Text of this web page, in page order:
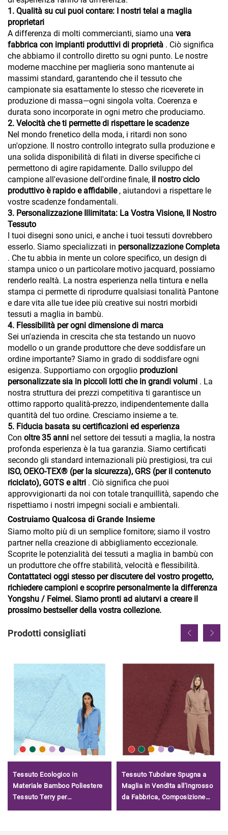
1. Qualità su cui puoi contare: I nostri telai a maglia
proprietari
A differenza di molti commercianti, siamo una vera
fabbrica con impianti produttivi di proprietà . Ciò significa
che abbiamo il controllo diretto su ogni punto. Le nostre
moderne macchine per maglieria sono mantenute ai
massimi standard, garantendo che il tessuto che
campionate sia esattamente lo stesso che riceverete in
produzione di massa—ogni singola volta. Coerenza e
durata sono incorporate in ogni metro che produciamo.
2. Velocità che ti permette di rispettare le scadenze
Nel mondo frenetico della moda, i ritardi non sono
un'opzione. Il nostro controllo integrato sulla produzione e
una solida disponibilità di filati in diverse specifiche ci
permettono di agire rapidamente. Dallo sviluppo del
campione all'evasione dell'ordine finale, il nostro ciclo
produttivo è rapido e affidabile , aiutandovi a rispettare le
vostre scadenze fondamentali.
3. Personalizzazione Illimitata: La Vostra Visione, Il Nostro
Tessuto
I tuoi disegni sono unici, e anche i tuoi tessuti dovrebbero
esserlo. Siamo specializzati in personalizzazione Completa
. Che tu abbia in mente un colore specifico, un design di
stampa unico o un particolare motivo jacquard, possiamo
renderlo realtà. La nostra esperienza nella tintura e nella
stampa ci permette di riprodurre qualsiasi tonalità Pantone
e dare vita alle tue idee più creative sui nostri morbidi
tessuti a maglia in bambù.
4. Flessibilità per ogni dimensione di marca
Sei un'azienda in crescita che sta testando un nuovo
modello o un grande produttore che deve soddisfare un
ordine importante? Siamo in grado di soddisfare ogni
esigenza. Supportiamo con orgoglio produzioni
personalizzate sia in piccoli lotti che in grandi volumi . La
nostra struttura dei prezzi competitiva ti garantisce un
ottimo rapporto qualità-prezzo, indipendentemente dalla
quantità del tuo ordine. Cresciamo insieme a te.
5. Fiducia basata su certificazioni ed esperienza
Con oltre 35 anni nel settore dei tessuti a maglia, la nostra
profonda esperienza è la tua garanzia. Siamo certificati
secondo gli standard internazionali più prestigiosi, tra cui
ISO, OEKO-TEX® (per la sicurezza), GRS (per il contenuto
riciclato), GOTS e altri . Ciò significa che puoi
approvvigionarti da noi con totale tranquillità, sapendo che
rispettiamo i nostri impegni sociali e ambientali.
Costruiamo Qualcosa di Grande Insieme
Siamo molto più di un semplice fornitore; siamo il vostro
partner nella creazione di abbigliamento eccezionale.
Scoprite le potenzialità dei tessuti a maglia in bambù con
un produttore che offre stabilità, velocità e flessibilità.
Contattateci oggi stesso per discutere del vostro progetto,
richiedere campioni e scoprire personalmente la differenza
Yongshu / Feimei. Siamo pronti ad aiutarvi a creare il
prossimo bestseller della vostra collezione.
Prodotti consigliati
Tessuto Ecologico in
Materiale Bamboo Poliestere
Tessuto Terry per
Tessuto Tubolare Spugna a
Maglia in Vendita all'ingrosso
da Fabbrica, Composizione